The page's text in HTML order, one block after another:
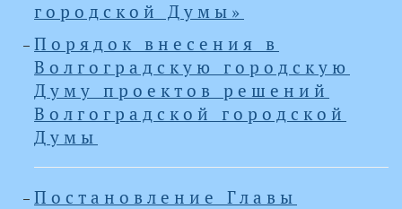
городской Думы»
Порядок внесения в
Волгоградскую городскую
Думу проектов решений
Волгоградской городской
Думы
Постановление Главы